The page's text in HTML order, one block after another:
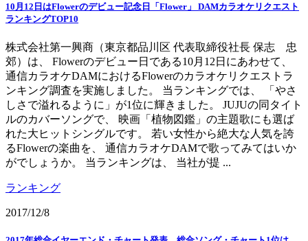
10月12日はFlowerのデビュー記念日「Flower」 DAMカラオケリクエスト
ランキングTOP10
株式会社第一興商（東京都品川区 代表取締役社長 保志 忠
郊）は、 Flowerのデビュー日である10月12日にあわせて、
通信カラオケDAMにおけるFlowerのカラオケリクエストラ
ンキング調査を実施しました。 当ランキングでは、 「やさ
しさで溢れるように」が1位に輝きました。 JUJUの同タイト
ルのカバーソングで、 映画「植物図鑑」の主題歌にも選ば
れた大ヒットシングルです。 若い女性から絶大な人気を誇
るFlowerの楽曲を、 通信カラオケDAMで歌ってみてはいか
がでしょうか。 当ランキングは、 当社が提 ...
ランキング
2017/12/8